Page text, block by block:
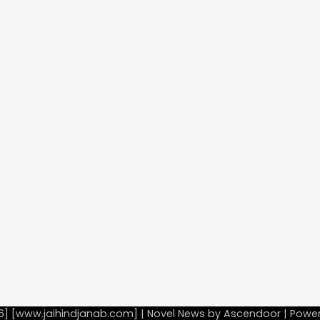
[www.jaihindjanab.com] | Novel News by Ascendoor |